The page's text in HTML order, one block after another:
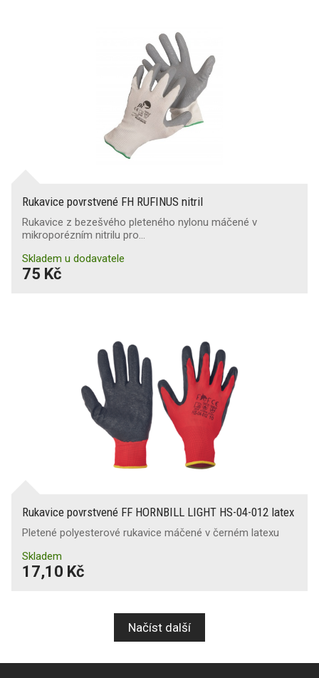
Rukavice povrstvené FH RUFINUS nitril
Rukavice z bezešvého pleteného nylonu máčené v
mikroporézním nitrilu pro…
Skladem u dodavatele
75 Kč
Rukavice povrstvené FF HORNBILL LIGHT HS-04-012 latex
Pletené polyesterové rukavice máčené v černém latexu
Skladem
17,10 Kč
Načíst další